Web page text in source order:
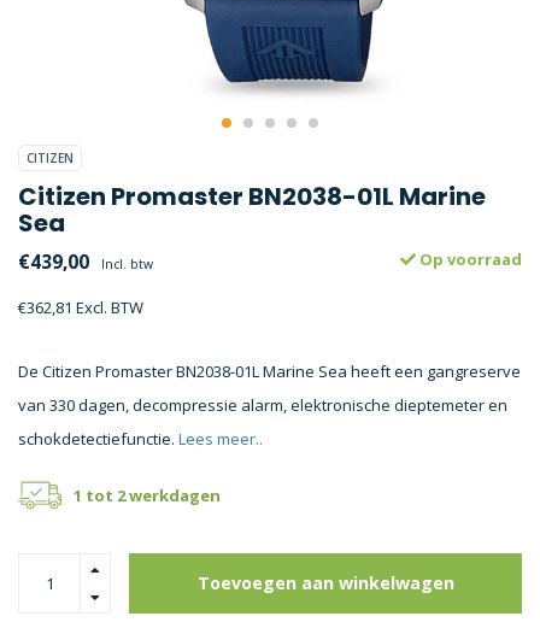
CITIZEN
Citizen Promaster BN2038-01L Marine
Sea
€439,00 Incl. btw
€362,81 Excl. BTW
Op voorraad
De Citizen Promaster BN2038-01L Marine Sea heeft een gangreserve
van 330 dagen, decompressie alarm, elektronische dieptemeter en
schokdetectiefunctie. Lees meer..
1 tot 2 werkdagen
Toevoegen aan winkelwagen